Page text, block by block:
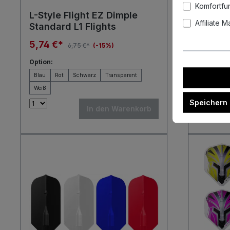
L-Style Flight EZ Dimple
Standard L1 Flights
5,74 €*
6,75 €* (-15%)
Option:
Blau Rot Schwarz
Transparent
Weiß
In den Warenkorb
Affiliate
Speichern